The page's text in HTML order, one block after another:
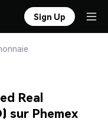
Sign Up
Real
sur Phemex